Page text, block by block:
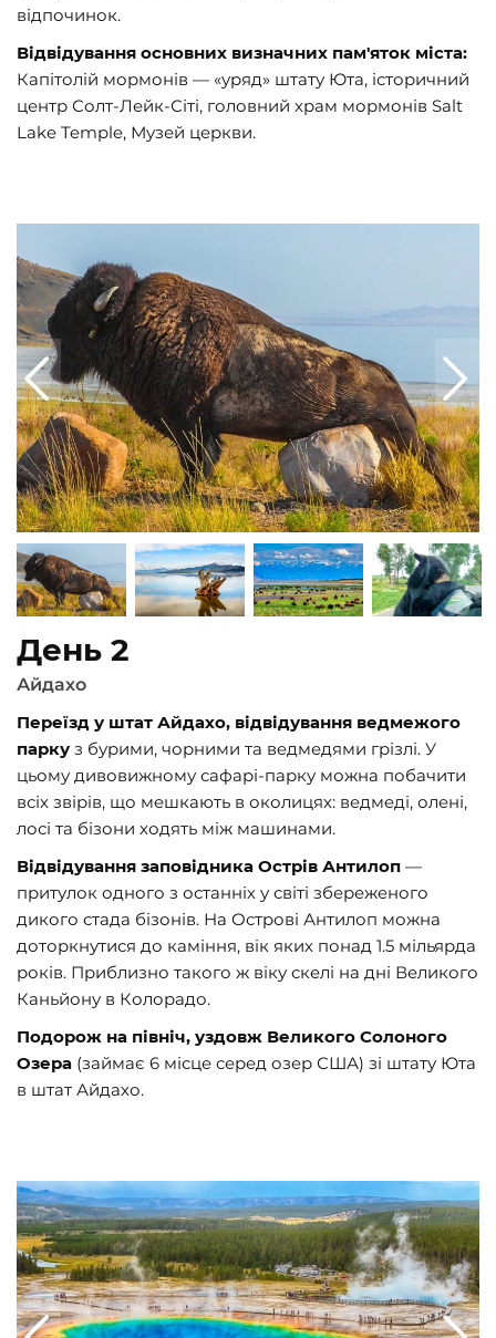
відпочинок.
Відвідування основних визначних пам'яток міста:
Капітолій мормонів — «уряд» штату Юта, історичний
центр Солт-Лейк-Сіті, головний храм мормонів Salt
Lake Temple, Музей церкви.
День 2
Айдахо
Переїзд у штат Айдахо, відвідування ведмежого
парку з бурими, чорними та ведмедями грізлі. У
цьому дивовижному сафарі-парку можна побачити
всіх звірів, що мешкають в околицях: ведмеді, олені,
лосі та бізони ходять між машинами.
Відвідування заповідника Острів Антилоп —
притулок одного з останніх у світі збереженого
дикого стада бізонів. На Острові Антилоп можна
доторкнутися до каміння, вік яких понад 1.5 мільярда
років. Приблизно такого ж віку скелі на дні Великого
Каньйону в Колорадо.
Подорож на північ, уздовж Великого Солоного
Озера (займає 6 місце серед озер США) зі штату Юта
в штат Айдахо.